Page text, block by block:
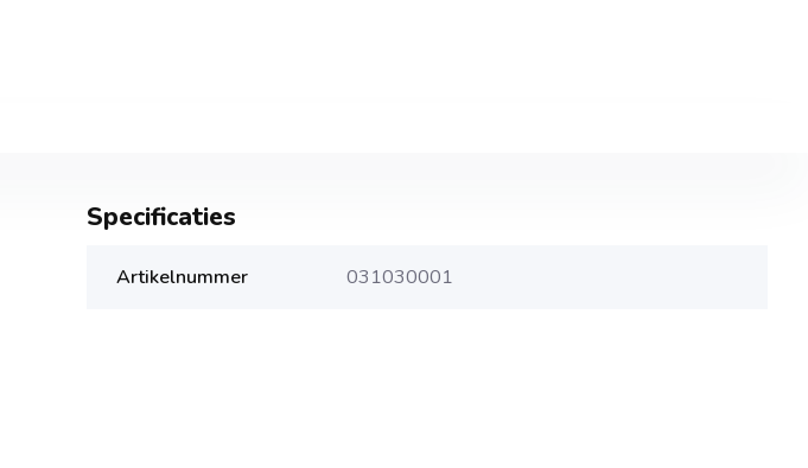
Specificaties
Artikelnummer 031030001